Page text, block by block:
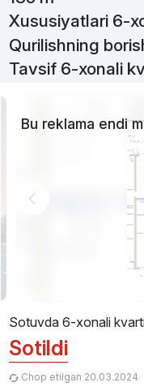
Xususiyatlari 6-
Qurilishning
Tavsif 6-xonali
Bu reklama endi
Sotuvda 6-xonali
Sotildi
Chop etilgan 20.03.2024